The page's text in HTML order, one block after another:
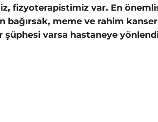
fizyoterapistimiz var. En
bağırsak, meme ve rahim
şüphesi varsa hastaneye